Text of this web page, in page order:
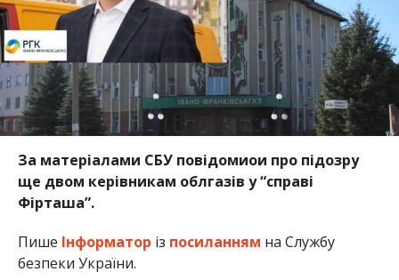
За матеріалами СБУ повідомиои про підозру
ще двом керівникам облгазів у “справі
Фірташа”.
Пише Інформатор із посиланням на Службу
безпеки України.